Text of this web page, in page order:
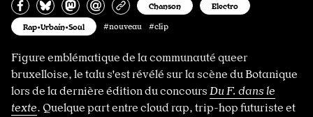
Partagez sur Facebook
Partager sur Bluesky
Partager sur Mastodon
Partagez par e-mail
Copiez l’url
Chanson Electro
Rap•Urbain•Soul #nouveau #clip
Figure emblématique de la communauté queer
bruxelloise, le talu s'est révélé sur la scène du Botanique
lors de la dernière édition du concours Du F. dans le
texte. Quelque part entre cloud rap, trip-hop futuriste et